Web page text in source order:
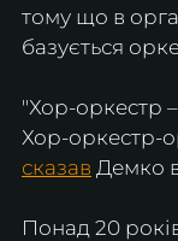
тому що в
базується
"Хор-оркестр
Хор-оркестр-
сказав Демко
Понад 20